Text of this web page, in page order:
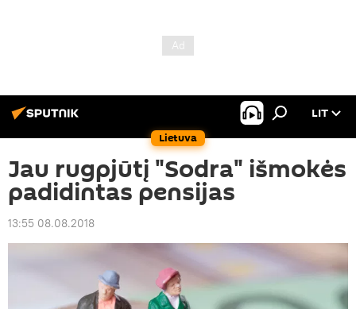
Lietuva
LIT
Jau rugpjūtį "Sodra" išmokės
padidintas pensijas
13:55 08.08.2018